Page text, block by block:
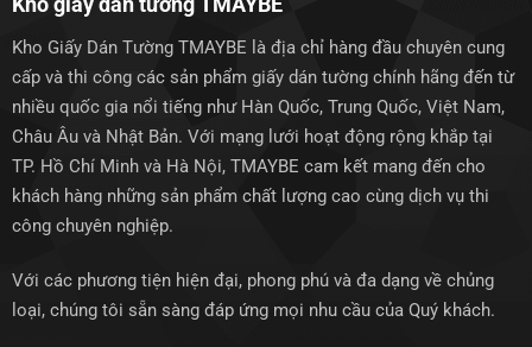
Kho Giấy Dán Tường TMAYBE là địa chỉ hàng đầu chuyên cung
cấp và thi công các sản phẩm giấy dán tường chính hãng đến từ
nhiều quốc gia nổi tiếng như Hàn Quốc, Trung Quốc, Việt Nam,
Châu Âu và Nhật Bản. Với mạng lưới hoạt động rộng khắp tại
TP. Hồ Chí Minh và Hà Nội, TMAYBE cam kết mang đến cho
khách hàng những sản phẩm chất lượng cao cùng dịch vụ thi
công chuyên nghiệp.
Với các phương tiện hiện đại, phong phú và đa dạng về chủng
loại, chúng tôi sẵn sàng đáp ứng mọi nhu cầu của Quý khách.